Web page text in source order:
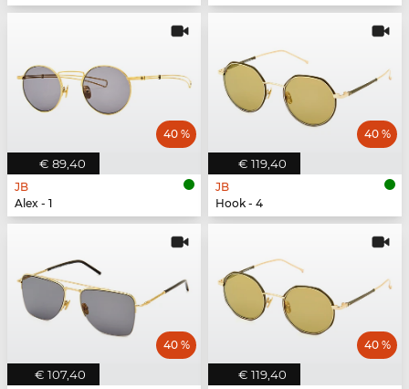
€ 89,40
40 %
JB
Alex - 1
€ 119,40
40 %
JB
Hook - 4
€ 107,40
40 %
€ 119,40
40 %